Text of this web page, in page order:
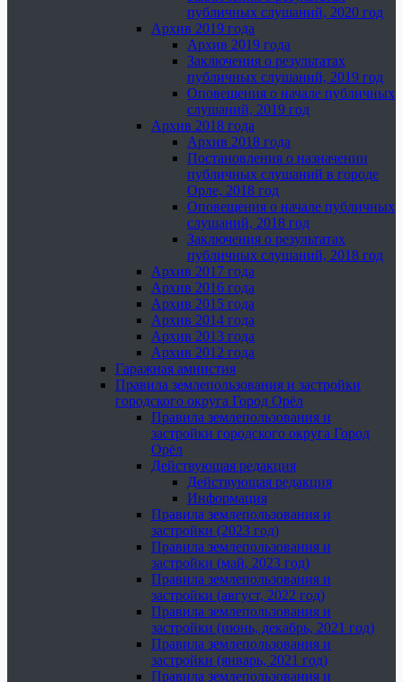
публичных слушаний, 2020 год
Архив 2019 года
Архив 2019 года
Заключения о результатах
публичных слушаний, 2019 год
Оповещения о начале публичных
слушаний, 2019 год
Архив 2018 года
Архив 2018 года
Постановления о назначении
публичных слушаний в городе
Орле, 2018 год
Оповещения о начале публичных
слушаний, 2018 год
Заключения о результатах
публичных слушаний, 2018 год
Архив 2017 года
Архив 2016 года
Архив 2015 года
Архив 2014 года
Архив 2013 года
Архив 2012 года
Гаражная амнистия
Правила землепользования и застройки
городского округа Город Орёл
Правила землепользования и
застройки городского округа Город
Орёл
Действующая редакция
Действующая редакция
Информация
Правила землепользования и
застройки (2023 год)
Правила землепользования и
застройки (май, 2023 год)
Правила землепользования и
застройки (август, 2022 год)
Правила землепользования и
застройки (июнь, декабрь, 2021 год)
Правила землепользования и
застройки (январь, 2021 год)
Правила землепользования и